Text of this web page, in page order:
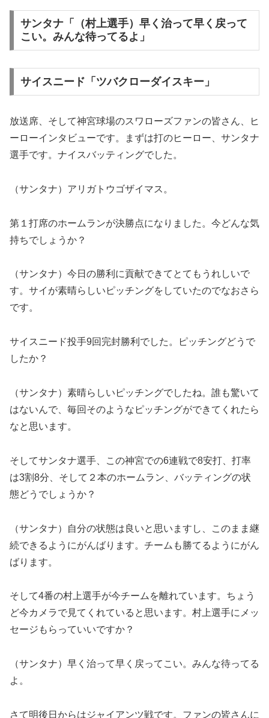
サンタナ「（村上選手）早く治って早く戻って
こい。みんな待ってるよ」
サイスニード「ツバクローダイスキー」
放送席、そして神宮球場のスワローズファンの皆さん、ヒ
ーローインタビューです。まずは打のヒーロー、サンタナ
選手です。ナイスバッティングでした。
（サンタナ）アリガトウゴザイマス。
第１打席のホームランが決勝点になりました。今どんな気
持ちでしょうか？
（サンタナ）今日の勝利に貢献できてとてもうれしいで
す。サイが素晴らしいピッチングをしていたのでなおさら
です。
サイスニード投手9回完封勝利でした。ピッチングどうで
したか？
（サンタナ）素晴らしいピッチングでしたね。誰も驚いて
はないんで、毎回そのようなピッチングができてくれたら
なと思います。
そしてサンタナ選手、この神宮での6連戦で8安打、打率
は3割8分、そして２本のホームラン、バッティングの状
態どうでしょうか？
（サンタナ）自分の状態は良いと思いますし、このまま継
続できるようにがんばります。チームも勝てるようにがん
ばります。
そして4番の村上選手が今チームを離れています。ちょう
ど今カメラで見てくれていると思います。村上選手にメッ
セージもらっていいですか？
（サンタナ）早く治って早く戻ってこい。みんな待ってる
よ。
さて明後日からはジャイアンツ戦です。ファンの皆さんに